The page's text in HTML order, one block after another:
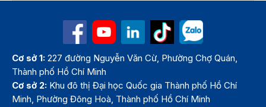
Cơ sở 1: 227 đường Nguyễn Văn Cừ, Phường Chợ Quán,
Thành phố Hồ Chí Minh
Cơ sở 2: Khu đô thị Đại học Quốc gia Thành phố Hồ Chí
Minh, Phường Đông Hoà, Thành phố Hồ Chí Minh